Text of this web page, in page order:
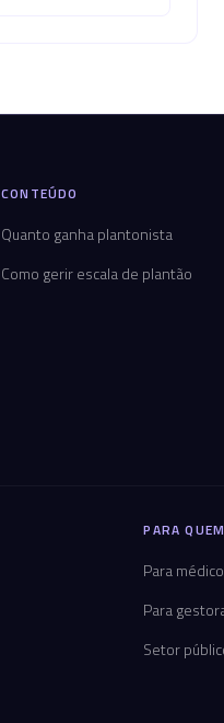
CONTEÚDO
Quanto ganha plantonista
Como gerir escala de plantão
PARA
Para
Para
Setor